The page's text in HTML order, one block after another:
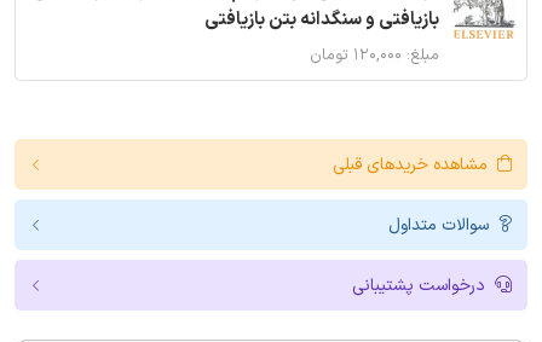
بازیافتی و سنگدانه بتن بازیافتی
مبلغ: ۱۲۰,۰۰۰ تومان
مشاهده خریدهای قبلی
سوالات متداول
درخواست پشتیبانی